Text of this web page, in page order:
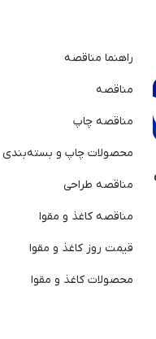
راهنما مناقصه
مناقصه
مناقصه چاپ
محصولات چاپ و بسته‌بندی
مناقصه طراحی
مناقصه کاغذ و مقوا
قیمت روز کاغذ و مقوا
محصولات کاغذ و مقوا